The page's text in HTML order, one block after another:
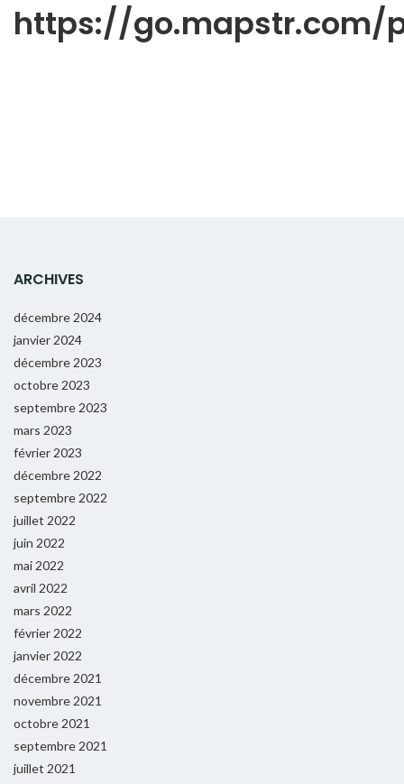
https://go.mapstr.com/
ARCHIVES
décembre 2024
janvier 2024
décembre 2023
octobre 2023
septembre 2023
mars 2023
février 2023
décembre 2022
septembre 2022
juillet 2022
juin 2022
mai 2022
avril 2022
mars 2022
février 2022
janvier 2022
décembre 2021
novembre 2021
octobre 2021
septembre 2021
juillet 2021